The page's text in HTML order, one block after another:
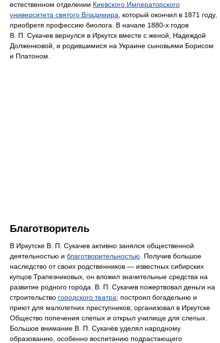
естественном отделении Киевского Императорского
университета святого Владимира , который окончил в 1871 году,
приобретя профессию биолога. В начале 1880-х годов
В. П. Сукачев вернулся в Иркутск вместе с женой, Надеждой
Долженковой, и родившимися на Украине сыновьями Борисом
и Платоном.
Благотворитель
В Иркутске В. П. Сукачев активно занялся общественной
деятельностью и благотворительностью . Получив большое
наследство от своих родственников — известных сибирских
купцов Трапезниковых, он вложил значительные средства на
развитие родного города. В. П. Сукачев пожертвовал деньги на
строительство городского театра; построил богадельню и
приют для малолетних преступников; организовал в Иркутске
Общество попечения слепых и открыл училище для слепых.
Большое внимание В. П. Сукачёв уделял народному
образованию, особенно воспитанию подрастающего